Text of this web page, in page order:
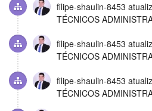
filipe-shaulin-8453
TÉCNICOS
filipe-shaulin-8453
TÉCNICOS
filipe-shaulin-8453
TÉCNICOS